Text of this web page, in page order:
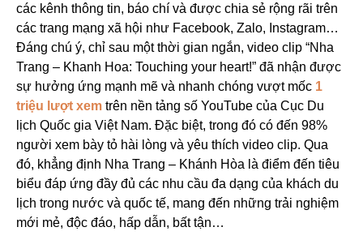
các kênh thông tin, báo chí và được chia sẻ rộng rãi trên
các trang mạng xã hội như Facebook, Zalo, Instagram…
Đáng chú ý, chỉ sau một thời gian ngắn, video clip “Nha
Trang – Khanh Hoa: Touching your heart!” đã nhận được
sự hưởng ứng mạnh mẽ và nhanh chóng vượt mốc 1
triệu lượt xem trên nền tảng số YouTube của Cục Du
lịch Quốc gia Việt Nam. Đặc biệt, trong đó có đến 98%
người xem bày tỏ hài lòng và yêu thích video clip. Qua
đó, khẳng định Nha Trang – Khánh Hòa là điểm đến tiêu
biểu đáp ứng đầy đủ các nhu cầu đa dạng của khách du
lịch trong nước và quốc tế, mang đến những trải nghiệm
mới mẻ, độc đáo, hấp dẫn, bất tận…